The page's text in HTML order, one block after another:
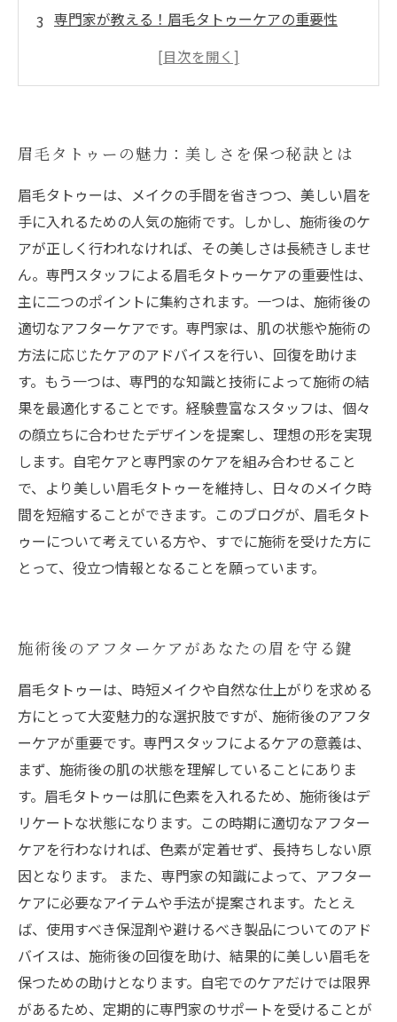
専門家が教える！眉毛タトゥーケアの重要性
自宅ケアと専門ケアの違い：どちらが効果的？
あなたの眉毛タトゥーを長持ちさせるための一
歩を踏み出そう
眉毛タトゥーの魅力：美しさを保つ秘訣とは
眉毛タトゥーは、メイクの手間を省きつつ、美しい眉を
手に入れるための人気の施術です。しかし、施術後のケ
アが正しく行われなければ、その美しさは長続きしませ
ん。専門スタッフによる眉毛タトゥーケアの重要性は、
主に二つのポイントに集約されます。一つは、施術後の
適切なアフターケアです。専門家は、肌の状態や施術の
方法に応じたケアのアドバイスを行い、回復を助けま
す。もう一つは、専門的な知識と技術によって施術の結
果を最適化することです。経験豊富なスタッフは、個々
の顔立ちに合わせたデザインを提案し、理想の形を実現
します。自宅ケアと専門家のケアを組み合わせること
で、より美しい眉毛タトゥーを維持し、日々のメイク時
間を短縮することができます。このブログが、眉毛タト
ゥーについて考えている方や、すでに施術を受けた方に
とって、役立つ情報となることを願っています。
施術後のアフターケアがあなたの眉を守る鍵
眉毛タトゥーは、時短メイクや自然な仕上がりを求める
方にとって大変魅力的な選択肢ですが、施術後のアフタ
ーケアが重要です。専門スタッフによるケアの意義は、
まず、施術後の肌の状態を理解していることにありま
す。眉毛タトゥーは肌に色素を入れるため、施術後はデ
リケートな状態になります。この時期に適切なアフター
ケアを行わなければ、色素が定着せず、長持ちしない原
因となります。 また、専門家の知識によって、アフター
ケアに必要なアイテムや手法が提案されます。たとえ
ば、使用すべき保湿剤や避けるべき製品についてのアド
バイスは、施術後の回復を助け、結果的に美しい眉毛を
保つための助けとなります。自宅でのケアだけでは限界
があるため、定期的に専門家のサポートを受けることが